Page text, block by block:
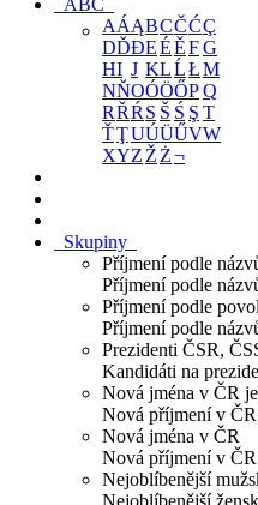
ABC
AÁĄBCČĆÇ
DĎĐEÉĚFG
HI J KLĹŁM
NŇOÓÖŐPQ
RŘŔ S Š Ś Ş T
ŤŢUÚÜŰVW
XYZ Ž Ż¬
Skupiny
Příjmení podle
Příjmení podle
Příjmení podle
Příjmení podle
Prezidenti ČSR,
Kandidáti na
Nová jména v ČR
Nová příjmení v
Nová jména v ČR
Nová příjmení v ČR
Nejoblíbenější
Nejoblíbenější